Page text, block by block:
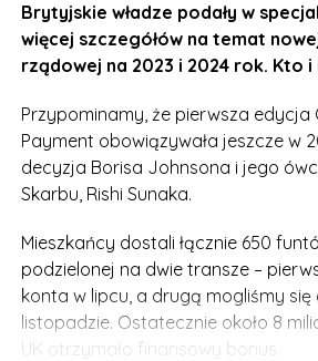
podatków. Dyskutowane są także
dochodowym, ubezpieczeniu
spadków i podatkach od
Brytyjskie władze podały w
więcej szczegółów na temat
rządowej na 2023 i 2024 rok. Kto
Przypominamy, że pierwsza edycja
Payment obowiązywała jeszcze w
decyzja Borisa Johnsona i jego
Skarbu, Rishi Sunaka.
Mieszkańcy dostali łącznie 650
podzielonej na dwie transze –
konta w lipcu, a drugą mogliśmy się
listopadzie. Ostatecznie około 8
UK otrzymało finansowy bonus.